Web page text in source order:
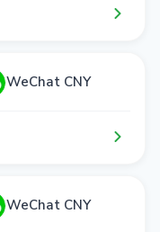
WeChat CNY
WeChat CNY